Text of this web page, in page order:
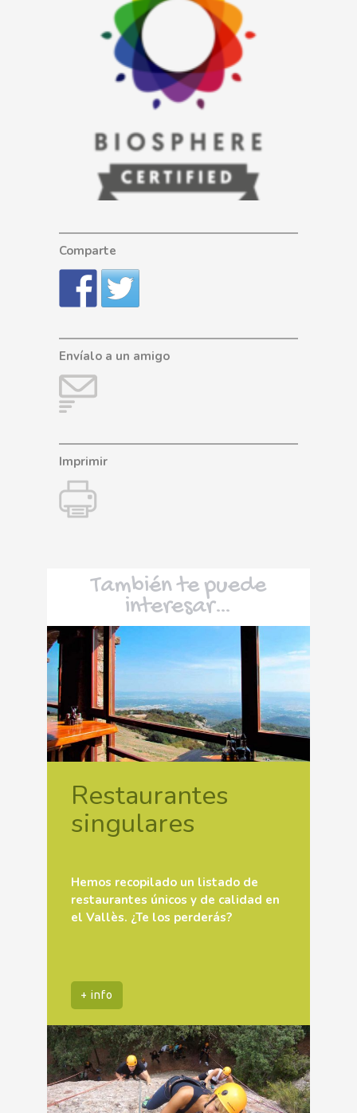
Comparte
Envíalo a un amigo
Imprimir
También te puede
interesar…
Restaurantes
singulares
Hemos recopilado un listado de
restaurantes únicos y de calidad en
el Vallès. ¿Te los perderás?
+ info